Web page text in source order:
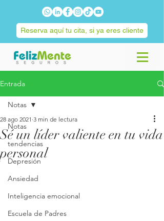
Reserva aquí tu cita, si ya eres cliente
Entrada
Notas
tendencias
Depresión
Ansiedad
Inteligencia emocional
Escuela de Padres
Notas
Sé un líder valiente en tu vida
personal
28 ago 2021 3 min de lectura